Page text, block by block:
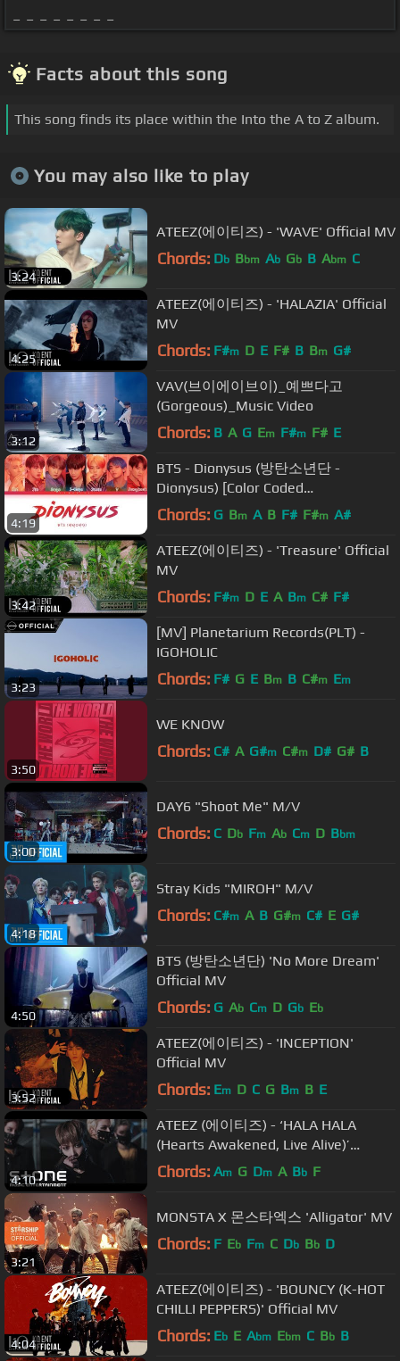
Facts about this song
This song finds its place within the Into the A to Z album.
You may also like to play
3:24
ATEEZ(에이티즈) - 'WAVE' Official MV
Chords: Db Bbm Ab Gb B Abm C
4:25
ATEEZ(에이티즈) - 'HALAZIA' Official
MV
Chords: F#m D E F# B Bm G#
3:12
VAV(브이에이브이)_예쁘다고
(Gorgeous)_Music Video
Chords: B A G Em F#m F# E
4:19
BTS - Dionysus (방탄소년단 -
Dionysus) [Color Coded
Lyrics/Han/Rom/Eng/가사]
Chords: G Bm A B F# F#m A#
3:42
ATEEZ(에이티즈) - 'Treasure' Official
MV
Chords: F#m D E A Bm C# F#
3:23
[MV] Planetarium Records(PLT) -
IGOHOLIC
Chords: F# G E Bm B C#m Em
3:50
WE KNOW
Chords: C# A G#m C#m D# G# B
3:00
DAY6 "Shoot Me" M/V
Chords: C Db Fm Ab Cm D Bbm
4:18
Stray Kids "MIROH" M/V
Chords: C#m A B G#m C# E G#
4:50
BTS (방탄소년단) 'No More Dream'
Official MV
Chords: G Ab Cm D Gb Eb
3:52
ATEEZ(에이티즈) - 'INCEPTION'
Official MV
Chords: Em D C G Bm B E
4:10
ATEEZ (에이티즈) - ‘HALA HALA
(Hearts Awakened, Live Alive)’
Official MV (Performance ver.)
Chords: Am G Dm A Bb F
3:21
MONSTA X 몬스타엑스 'Alligator' MV
Chords: F Eb Fm C Db Bb D
4:04
ATEEZ(에이티즈) - 'BOUNCY (K-HOT
CHILLI PEPPERS)' Official MV
Chords: Eb E Abm Ebm C Bb B